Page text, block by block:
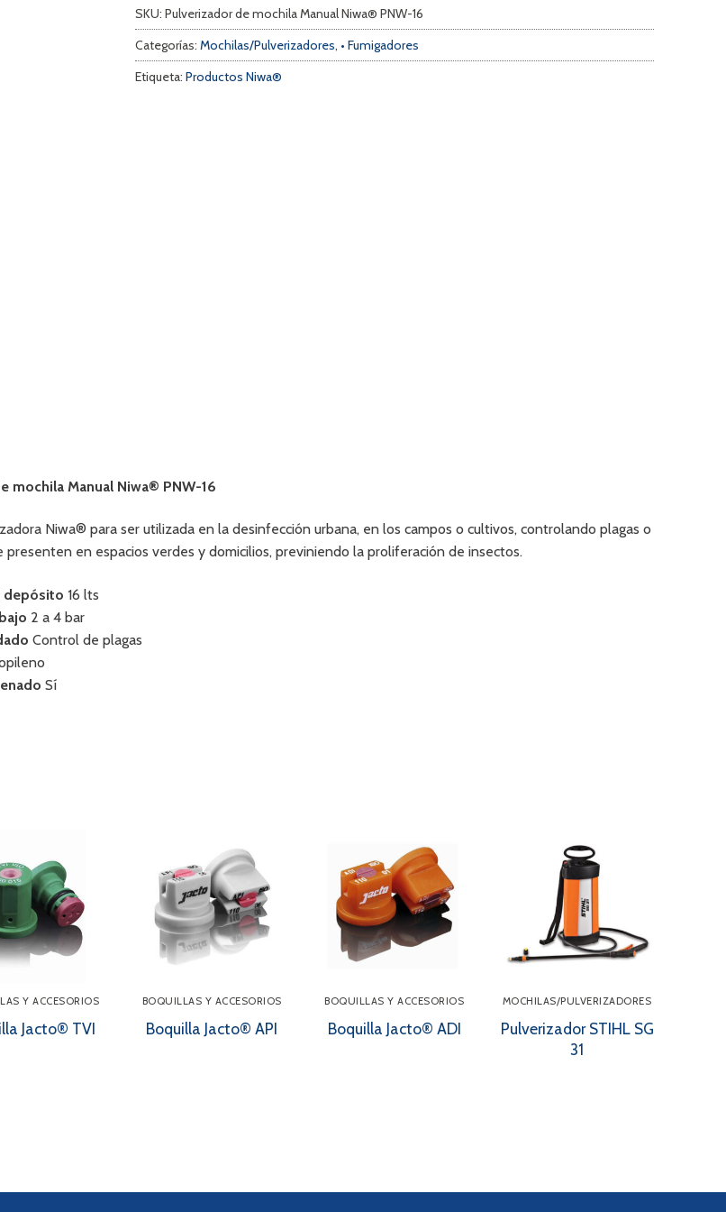
SKU: Pulverizador de mochila Manual Niwa® PNW-16
Categorías: Mochilas/Pulverizadores, • Fumigadores
Etiqueta: Productos Niwa®
mochila Manual Niwa® PNW-16
Niwa® para ser utilizada en la desinfección urbana, en los campos o cultivos, controlando plagas o
presenten en espacios verdes y domicilios, previniendo la proliferación de insectos.
depósito 16 lts
2 a 4 bar
Control de plagas
Sí
Y ACCESORIOS
Jacto® TVI
BOQUILLAS Y ACCESORIOS
Boquilla Jacto® API
BOQUILLAS Y ACCESORIOS
Boquilla Jacto® ADI
MOCHILAS/PULVERIZADORES
Pulverizador STIHL SG
31